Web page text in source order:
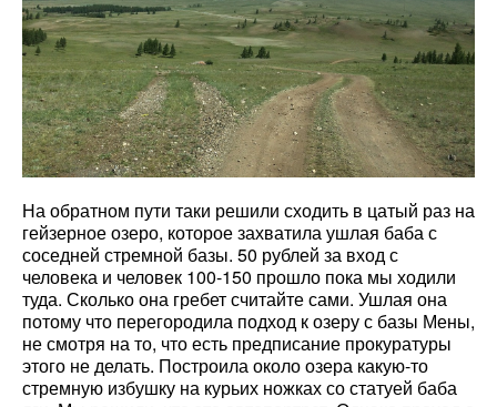
На обратном пути таки решили сходить в цатый раз на
гейзерное озеро, которое захватила ушлая баба с
соседней стремной базы. 50 рублей за вход с
человека и человек 100-150 прошло пока мы ходили
туда. Сколько она гребет считайте сами. Ушлая она
потому что перегородила подход к озеру с базы Мены,
не смотря на то, что есть предписание прокуратуры
этого не делать. Построила около озера какую-то
стремную избушку на курьих ножках со статуей баба